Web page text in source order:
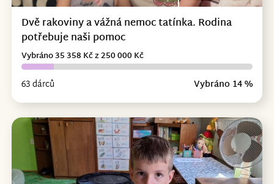
Dvě rakoviny a vážná nemoc tatínka. Rodina
potřebuje naši pomoc
63 dárců Vybráno 14 %
Vybráno 35 358 Kč z 250 000 Kč